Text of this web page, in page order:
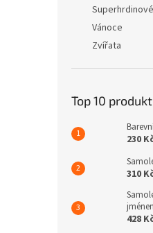
Vánoce
Zvířata
Top 10
230
310
428